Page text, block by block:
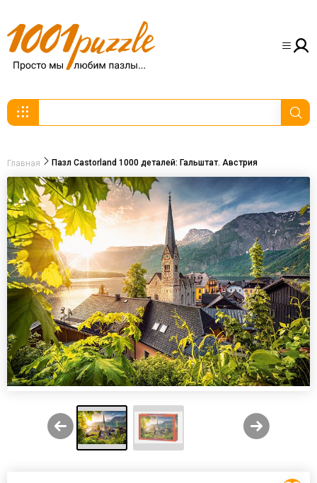
Главная Пазл Castorland 1000 деталей: Гальштат. Австрия